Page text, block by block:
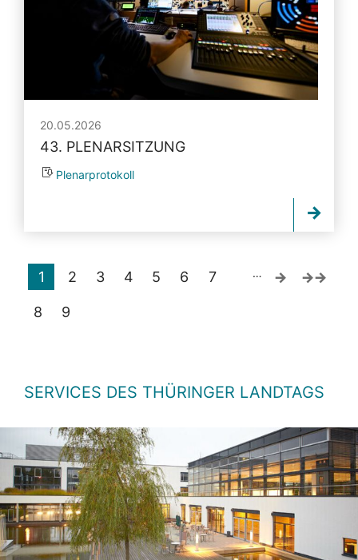
20.05.2026
43. PLENARSITZUNG
Plenarprotokoll
1 2 3 4 5 6 7
8 9
…
SERVICES DES THÜRINGER LANDTAGS